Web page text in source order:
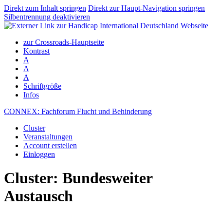
Direkt zum Inhalt springen Direkt zur Haupt-Navigation springen
Silbentrennung deaktivieren
zur Crossroads-Hauptseite
Kontrast
A
A
A
Schriftgröße
Infos
CONNEX: Fachforum Flucht und Behinderung
Cluster
Veranstaltungen
Account erstellen
Einloggen
Cluster: Bundesweiter
Austausch